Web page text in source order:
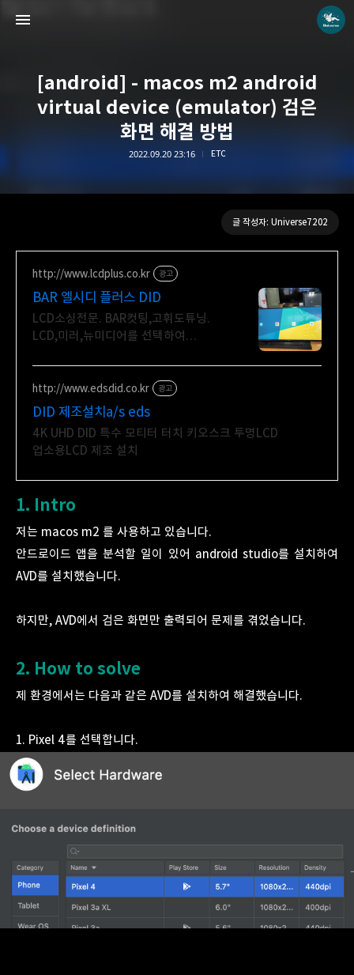
[android] - macos m2 android
virtual device (emulator) 검은
화면 해결 방법
2022.09.20 23:16 ETC
글 작성자: Universe7202
http://www.lcdplus.co.kr 광고
BAR 엘시디 플러스 DID
LCD소싱전문. BAR컷팅,고휘도튜닝.
LCD,미러,뉴미디어를 선택하여
http://www.edsdid.co.kr 광고
DID 제조설치a/s eds
4K UHD DID 특수 모티터 터치 키오스크 투명LCD
업소용LCD 제조 설치
1. Intro
저는 macos m2 를 사용하고 있습니다.
안드로이드 앱을 분석할 일이 있어 android studio를 설치하여
AVD를 설치했습니다.
하지만, AVD에서 검은 화면만 출력되어 문제를 겪었습니다.
2. How to solve
제 환경에서는 다음과 같은 AVD를 설치하여 해결했습니다.
1. Pixel 4를 선택합니다.
Universe7202